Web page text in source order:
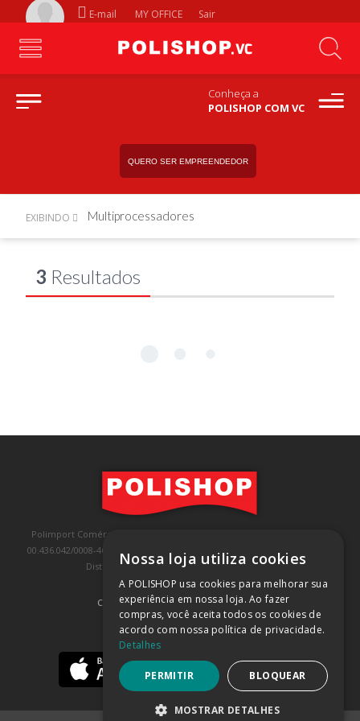
E-mail MY OFFICE Sair
Conheça a
POLISHOP COM VC
QUERO SER EMPREENDEDOR
EXIBINDO Multiprocessadores
3 Resultados
Polimport Comércio e Exportação LTDA, inscrita no CNPJ/MF sob o nº
00.436.042/0008-46, IE 407.458.707.103, com sede na Rua Kanebo, nº 175,
Distrito Industrial, Jundiaí/SP, CEP: 13213-090
COMPRA 100% SEGURA (SAIBA MAIS)
BAIXE NOSSO APP
Nossa loja utiliza cookies
A POLISHOP usa cookies para melhorar sua
experiência em nossa loja. Ao fazer
compras, você aceita todos os cookies de
acordo com nossa política de privacidade.
Detalhes
PERMITIR BLOQUEAR
MOSTRAR DETALHES